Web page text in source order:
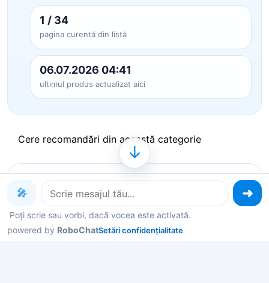
1 / 34
pagina curentă din listă
06.07.2026 04:41
ultimul produs actualizat aici
Cere recomandări din această categorie
Produse pe care le poți explora
acum
Deschide un produs ca să vezi detalii, sau spune-
🎤
Poți scrie sau vorbi, dacă vocea este activată.
powered by RoboChatSetări confidențialitate
↓